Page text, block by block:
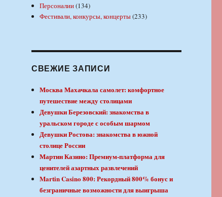
Персоналии(134)
Фестивали, конкурсы, концерты(233)
СВЕЖИЕ ЗАПИСИ
Москва Махачкала самолет: комфортное
путешествие между столицами
Девушки Березовский: знакомства в
уральском городе с особым шармом
Девушки Ростова: знакомства в южной
столице России
Мартин Казино: Премиум-платформа для
ценителей азартных развлечений
Martin Casino 800: Рекордный 800% бонус и
безграничные возможности для выигрыша